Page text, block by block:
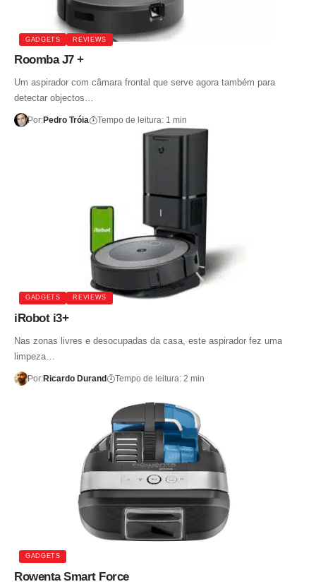
GADGETS REVIEWS
Roomba J7 +
Um aspirador com câmara frontal que serve agora também para
detectar objectos…
Por:Pedro Tróia Tempo de leitura: 1 min
GADGETS REVIEWS
iRobot i3+
Nas zonas livres e desocupadas da casa, este aspirador fez uma
limpeza…
Por:Ricardo Durand Tempo de leitura: 2 min
GADGETS
Rowenta Smart Force